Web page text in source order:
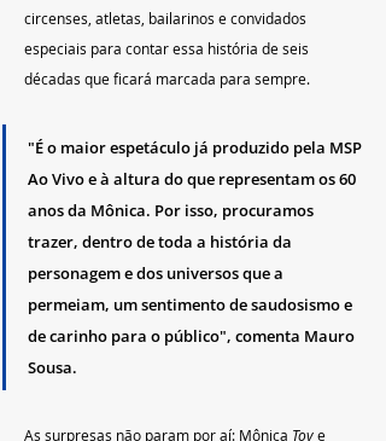
circenses, atletas, bailarinos e convidados
especiais para contar essa história de seis
décadas que ficará marcada para sempre.
"É o maior espetáculo já produzido pela MSP
Ao Vivo e à altura do que representam os 60
anos da Mônica. Por isso, procuramos
trazer, dentro de toda a história da
personagem e dos universos que a
permeiam, um sentimento de saudosismo e
de carinho para o público", comenta Mauro
Sousa.
As surpresas não param por aí: Mônica Toy e